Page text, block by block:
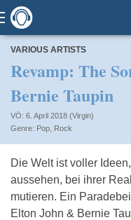
VARIOUS ARTISTS
Revamp: The
Bernie Taupin
VÖ: 6. April 2018 (Virgin)
Pop Rock
Die Welt ist voller
aussehen, bei ihrer
mutieren. Ein
Elton John & Bernie